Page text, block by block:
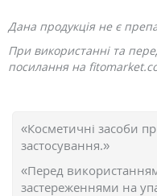
Дана продукція не є
При використанні та
посилання на
«Косметичні засоби
застосування.»
«Перед
застереженнями на